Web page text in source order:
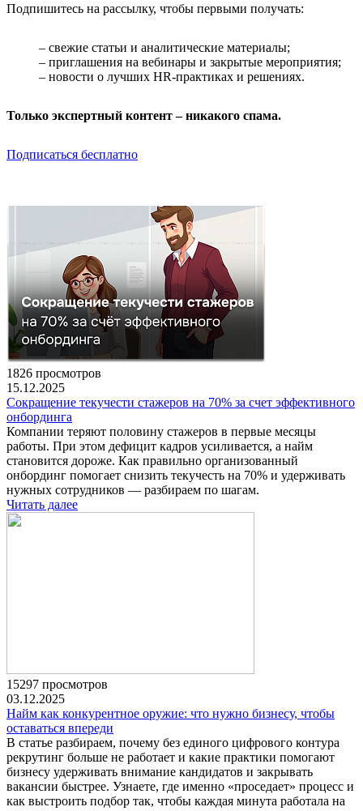
Подпишитесь на рассылку, чтобы первыми получать:
– свежие статьи и аналитические материалы;
– приглашения на вебинары и закрытые мероприятия;
– новости о лучших HR-практиках и решениях.
Только экспертный контент – никакого спама.
Подписаться бесплатно
1826 просмотров
15.12.2025
Сокращение текучести стажеров на 70% за счет эффективного
онбординга
Компании теряют половину стажеров в первые месяцы
работы. При этом дефицит кадров усиливается, а найм
становится дороже. Как правильно организованный
онбординг помогает снизить текучесть на 70% и удерживать
нужных сотрудников — разбираем по шагам.
Читать далее
15297 просмотров
03.12.2025
Найм как конкурентное оружие: что нужно бизнесу, чтобы
оставаться впереди
В статье разбираем, почему без единого цифрового контура
рекрутинг больше не работает и какие практики помогают
бизнесу удерживать внимание кандидатов и закрывать
вакансии быстрее. Узнаете, где именно «проседает» процесс и
как выстроить подбор так, чтобы каждая минута работала на